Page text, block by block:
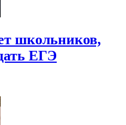
школьников,
ЕГЭ